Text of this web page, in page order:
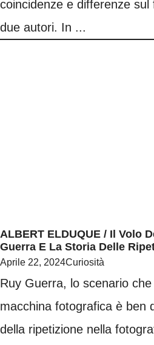
coincidenze e differenze sul
due autori. In ...
ALBERT ELDUQUE / Il Volo
Guerra E La Storia Delle
Aprile 22, 2024Curiosità
Ruy Guerra, lo scenario
macchina fotografica è ben
della ripetizione nella